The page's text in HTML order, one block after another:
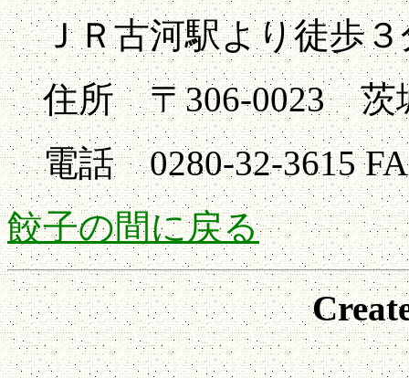
ＪＲ古河駅より徒歩３
住所 〒306-0023 茨
電話 0280-32-3615
餃子の間に戻る